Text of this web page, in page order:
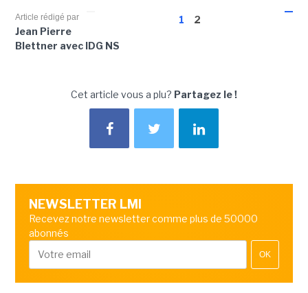
1 2
Article rédigé par
Jean Pierre
Blettner avec IDG NS
Cet article vous a plu? Partagez le !
NEWSLETTER LMI
Recevez notre newsletter comme plus de 50000
abonnés
OK